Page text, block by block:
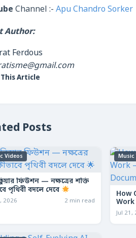
Channel :- Apu Chandro Sorker
Author:
Ferdous
Article
Posts
Videos
ফিউশন — নক্ষত্রের শক্তি
পৃথিবী বদলে দেবে
2026 2 min read
Music
How
Work
Jul 21,